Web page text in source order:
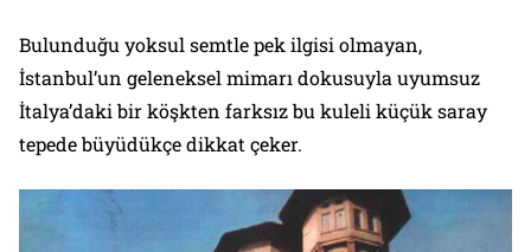
Bulunduğu yoksul semtle pek ilgisi olmayan,
İstanbul’un geleneksel mimarı dokusuyla uyumsuz
İtalya’daki bir köşkten farksız bu kuleli küçük saray
tepede büyüdükçe dikkat çeker.